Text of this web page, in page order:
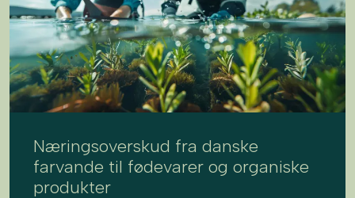
Næringsoverskud fra danske
farvande til fødevarer og organiske
produkter